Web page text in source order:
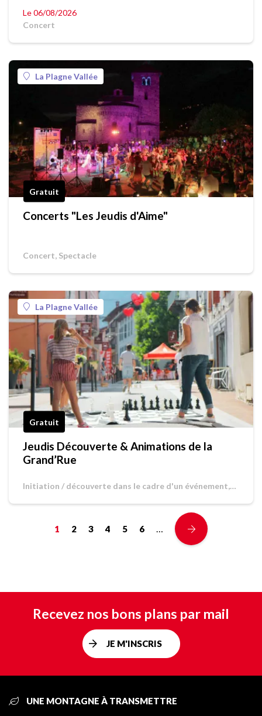
Le 06/08/2026
Concert
La Plagne Vallée
Gratuit
Concerts "Les Jeudis d'Aime"
Concert, Spectacle
La Plagne Vallée
Gratuit
Jeudis Découverte & Animations de la
Grand’Rue
Initiation / découverte dans le cadre d'un événement,
1 2 3 4 5 6 …
Recevez nos bons plans par mail
JE M'INSCRIS
UNE MONTAGNE À TRANSMETTRE